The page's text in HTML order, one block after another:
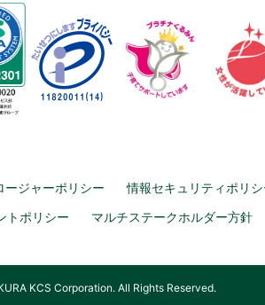
ージャーポリシー 情報セキュリティポリシ
トポリシー マルチステークホルダー方針
KCS Corporation. All Rights Reserved.